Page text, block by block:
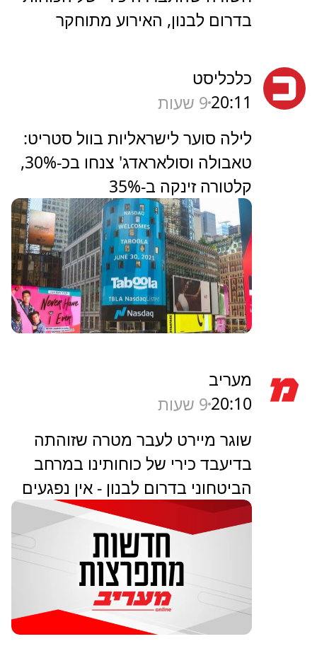
בדרום לבנון, האירוע מתוחקר
כלכליסט
20:119 שעות
לילה סוער לישראליות בוול סטריט:
טאבולה וסולאראדג' צנחו בכ-30%,
קלטורה זינקה ב-35%
מעריב
20:109 שעות
שוגר מיירט לעבר מטרה שזוהתה
בדיעבד כירי של כוחותינו במרחב
הביטחוני בדרום לבנון - אין נפגעים